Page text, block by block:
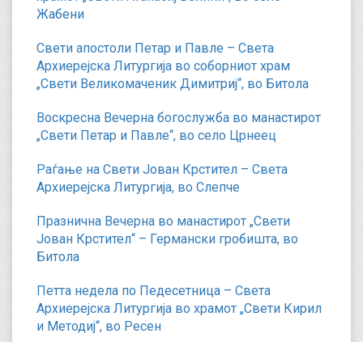
Жабени
Свети апостоли Петар и Павле – Света
Архиерејска Литургија во соборниот храм
„Свети Великомаченик Димитриј“, во Битола
Воскресна Вечерна богослужба во манастирот
„Свети Петар и Павле“, во село Црнеец
Раѓање на Свети Јован Крстител – Света
Архиерејска Литургија, во Слепче
Празнична Вечерна во манастирот „Свети
Јован Крстител“ – Германски гробишта, во
Битола
Петта недела по Педесетница – Света
Архиерејска Литургија во храмот „Свети Кирил
и Методиј“, во Ресен